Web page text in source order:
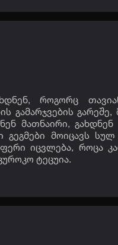
როგორც
გამარჯვების
მათნაირი,
მოიცავს სულ
იცვლება, როცა
ტეცუია.